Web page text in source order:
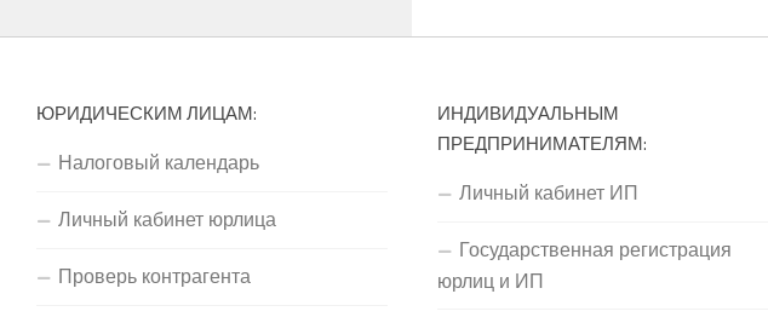
ЮРИДИЧЕСКИМ ЛИЦАМ:
Налоговый календарь
Личный кабинет юрлица
Проверь контрагента
ИНДИВИДУАЛЬНЫМ
ПРЕДПРИНИМАТЕЛЯМ:
Личный кабинет ИП
Государственная регистрация
юрлиц и ИП